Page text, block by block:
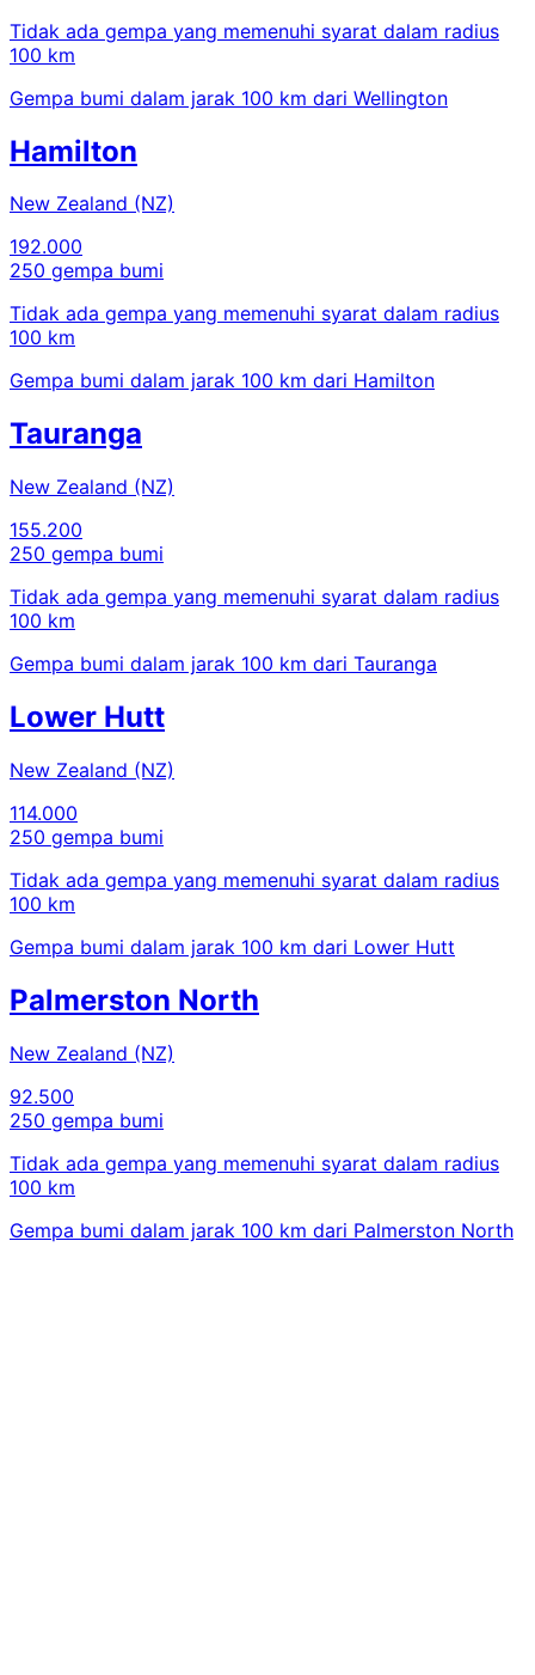
Tidak ada gempa yang memenuhi syarat dalam radius
100 km
Gempa bumi dalam jarak 100 km dari Wellington
Hamilton
New Zealand (NZ)
192.000
250 gempa bumi
Tidak ada gempa yang memenuhi syarat dalam radius
100 km
Gempa bumi dalam jarak 100 km dari Hamilton
Tauranga
New Zealand (NZ)
155.200
250 gempa bumi
Tidak ada gempa yang memenuhi syarat dalam radius
100 km
Gempa bumi dalam jarak 100 km dari Tauranga
Lower Hutt
New Zealand (NZ)
114.000
250 gempa bumi
Tidak ada gempa yang memenuhi syarat dalam radius
100 km
Gempa bumi dalam jarak 100 km dari Lower Hutt
Palmerston North
New Zealand (NZ)
92.500
250 gempa bumi
Tidak ada gempa yang memenuhi syarat dalam radius
100 km
Gempa bumi dalam jarak 100 km dari Palmerston North